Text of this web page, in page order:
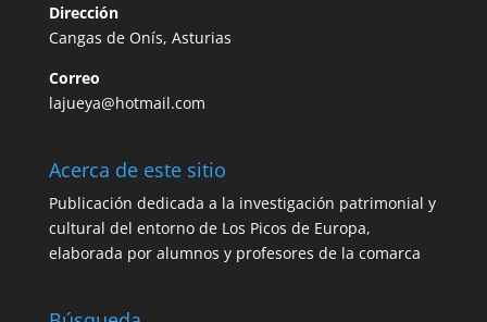
Dirección
Cangas de Onís, Asturias
Correo
lajueya@hotmail.com
Acerca de este sitio
Publicación dedicada a la investigación patrimonial y
cultural del entorno de Los Picos de Europa,
elaborada por alumnos y profesores de la comarca